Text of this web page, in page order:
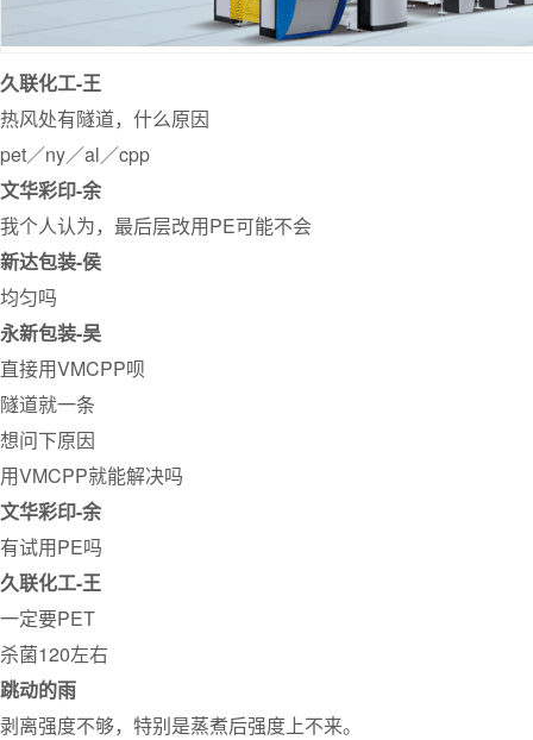
久联化工-王
热风处有隧道，什么原因
pet／ny／al／cpp
文华彩印-余
我个人认为，最后层改用PE可能不会
新达包装-侯
均匀吗
永新包装-吴
直接用VMCPP呗
隧道就一条
想问下原因
用VMCPP就能解决吗
文华彩印-余
有试用PE吗
久联化工-王
一定要PET
杀菌120左右
跳动的雨
剥离强度不够，特别是蒸煮后强度上不来。